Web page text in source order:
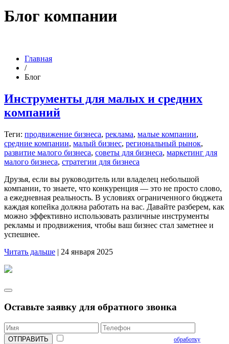
Блог компании
Главная
/
Блог
Инструменты для малых и средних
компаний
Теги: продвижение бизнеса, реклама, малые компании,
средние компании, малый бизнес, региональный рынок,
развитие малого бизнеса, советы для бизнеса, маркетинг для
малого бизнеса, стратегии для бизнеса
Друзья, если вы руководитель или владелец небольшой
компании, то знаете, что конкуренция — это не просто слово,
а ежедневная реальность. В условиях ограниченного бюджета
каждая копейка должна работать на вас. Давайте разберем, как
можно эффективно использовать различные инструменты
рекламы и продвижения, чтобы ваш бизнес стал заметнее и
успешнее.
Читать дальше | 24 января 2025
Оставьте заявку для обратного звонка
обработку